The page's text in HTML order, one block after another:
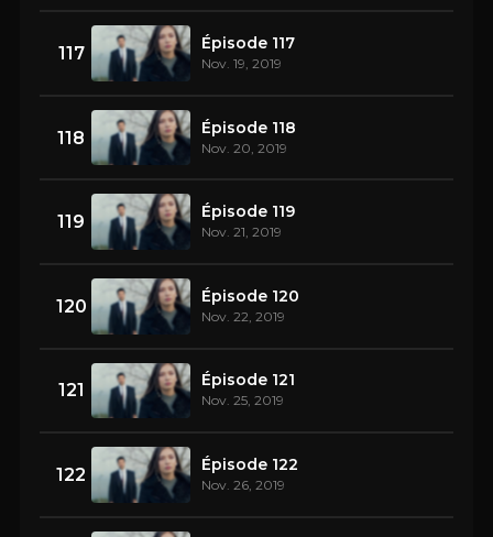
117 Épisode 117
Nov. 19, 2019
118 Épisode 118
Nov. 20, 2019
119 Épisode 119
Nov. 21, 2019
120 Épisode 120
Nov. 22, 2019
121 Épisode 121
Nov. 25, 2019
122 Épisode 122
Nov. 26, 2019